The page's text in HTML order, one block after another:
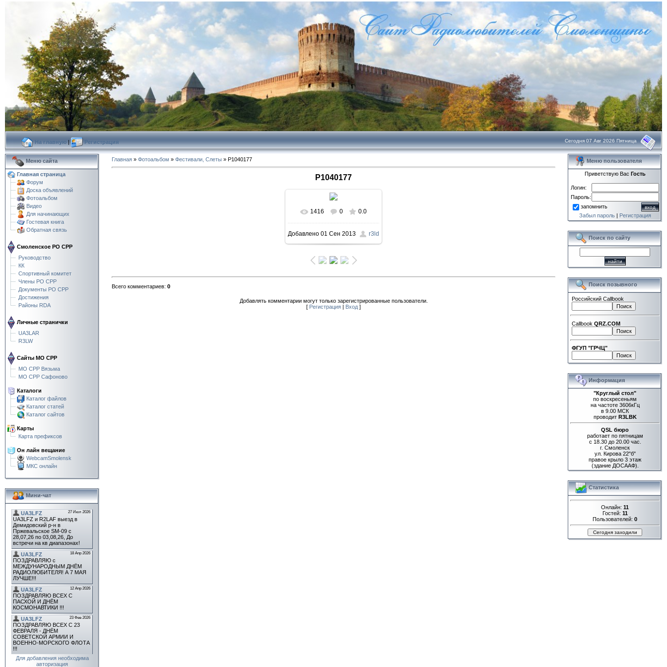
На главную| Регистрация Сегодня 07 Авг 2026 Пятница
Меню сайта
Главная страница
Форум
Доска объявлений
Фотоальбом
Видео
Для начинающих
Гостевая книга
Обратная связь
Смоленское РО СРР
Руководство
КК
Спортивный комитет
Члены РО СРР
Документы РО СРР
Достижения
Районы RDA
Личные странички
UA3LAR
R3LW
Сайты МО СРР
МО СРР Вязьма
МО СРР Сафоново
Каталоги
Каталог файлов
Каталог статей
Каталог сайтов
Карты
Карта префиксов
Он лайн вещание
WebcamSmolensk
МКС онлайн
Мини-чат
Для добавления необходима
авторизация
Главная » Фотоальбом » Фестивали, Слеты » P1040177
P1040177
1416 0 0.0
Добавлено 01 Сен 2013 r3ld
Всего комментариев: 0
Добавлять комментарии могут только зарегистрированные пользователи.
[ Регистрация Вход]
Меню пользователя
Приветствую Вас Гость
Логин:
Пароль:
запомнить
Забыл пароль| Регистрация
Поиск по сайту
Поиск позывного
Российский Callbook
Callbook QRZ.COM
ФГУП "ГРЧЦ"
Информация
"Круглый стол"
по воскресеньям
на частоте 3606кГц
в 9.00 МСК
проводит R3LBK
QSL бюро
работает по пятницам
с 18.30 до 20.00 час.
г. Смоленск
ул. Кирова 22"б"
правое крыло 3 этаж
(здание ДОСААФ).
Статистика
Онлайн: 11
Гостей: 11
Пользователей: 0